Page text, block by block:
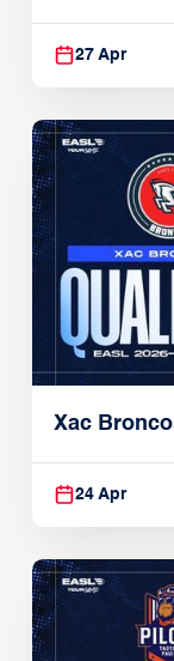
27 Apr
Xac
24 Apr